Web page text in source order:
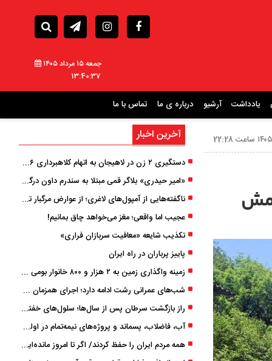
جمعه ۱۵ مرداد ۱۴۰۵
13:40:39
یادداشت آرشیو درباره ی ما تماس با ما
آخرین اخبار
دستگیری ۲ زن در لاهیجان به اتهام کلاهبرداری ۶ میلیارد تومانی با وعده وام
«امیر حیدری» بلاگر قمی مبتلا به سندرم داون درگذشت
ناگفته‌هایی از آمپول‌های لاغری؛ از عوارض مرگبار تا زیبایی
عجیب اما واقعی؛ مغز می‌خواهد چاق بمانیم!
تکذیب شایعه «معافیت سربازان فراری»
پاییز پرباران در راه ایران
زمینه واگذاری زمین به ۲ هزار و ۸۰۰ خانوار بومی گیلان فراهم شد
شب‌های عمرانی رشت ادامه دارد؛ اجرای همزمان آسفالت‌ریزی در پنج منطقه شهری
راز بازگشت سرطان پس از سال‌ها؛ سلول‌های خفته چگونه دوباره بیدار می‌شوند؟
آب، فاضلاب، پسماند و پروژه‌های نیمه‌تمام در اولویت مصوبات سفر دولت
همه مردم ایران را حفظ کردند/ اگر تا امروز مانده‌ایم، به ‌خاطر مردم نجیب ایران بوده است